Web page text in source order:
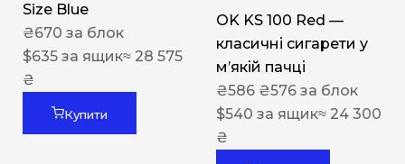
Size Blue
₴670 за блок
$635 за ящик≈ 28 575
₴
Купити
OK KS 100 Red —
класичні сигарети у
м’якій пачці
₴586 ₴576 за блок
$540 за ящик≈ 24 300
₴